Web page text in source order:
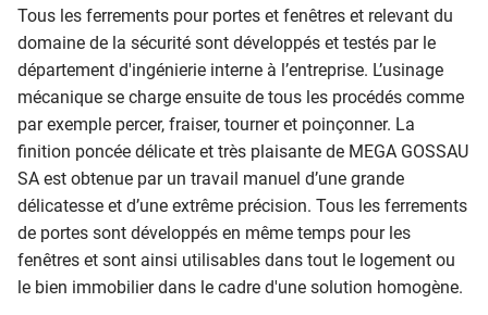
Tous les ferrements pour portes et fenêtres et relevant du
domaine de la sécurité sont développés et testés par le
département d'ingénierie interne à l’entreprise. L’usinage
mécanique se charge ensuite de tous les procédés comme
par exemple percer, fraiser, tourner et poinçonner. La
finition poncée délicate et très plaisante de MEGA GOSSAU
SA est obtenue par un travail manuel d’une grande
délicatesse et d’une extrême précision. Tous les ferrements
de portes sont développés en même temps pour les
fenêtres et sont ainsi utilisables dans tout le logement ou
le bien immobilier dans le cadre d'une solution homogène.